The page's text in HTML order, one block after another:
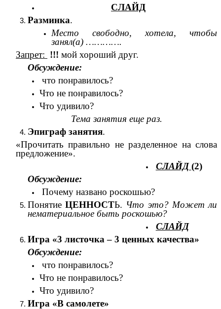
СЛАЙД
Разминка.
Место свободно, хотела, чтобы
занял(а) ………….
Запрет: !!! мой хороший друг.
Обсуждение:
что понравилось?
Что не понравилось?
Что удивило?
Тема занятия еще раз.
Эпиграф занятия.
«Прочитать правильно не разделенное на слова
предложение».
СЛАЙД(2)
Обсуждение:
Почему названо роскошью?
ПонятиеЦЕННОСТЬ. Что это? Может ли
нематериальное быть роскошью?
СЛАЙД
Игра «3 листочка – 3 ценных качества»
Обсуждение:
что понравилось?
Что не понравилось?
Что удивило?
Игра «В самолете»